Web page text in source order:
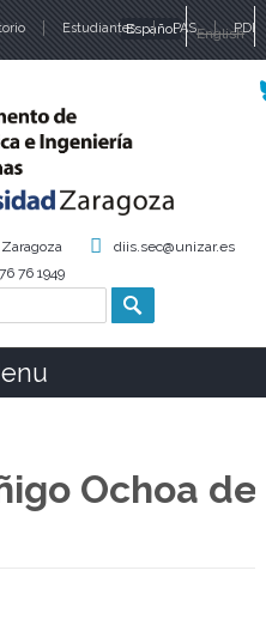
Estudiantes PAS PDI
Idiomas
Español English
diis.sec@unizar.es
76 1949
Ochoa de